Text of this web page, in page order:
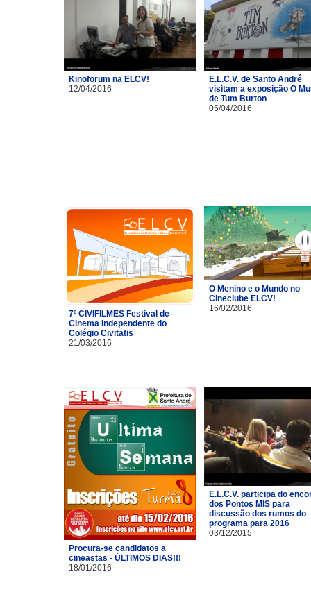
Kinoforum na ELCV!
12/04/2016
E.L.C.V. de Santo André
visitam a exposição O
de Tum Burton
05/04/2016
7º CIVIFILMES Festival de
Cinema Independente do
Colégio Civitatis
21/03/2016
O Menino e o Mundo no
Cineclube ELCV!
16/02/2016
Procura-se candidatos a
cineastas - ÚLTIMOS DIAS!!!
18/01/2016
E.L.C.V. participa do
dos Pontos MIS para
discussão dos rumos do
programa para 2016
03/12/2015